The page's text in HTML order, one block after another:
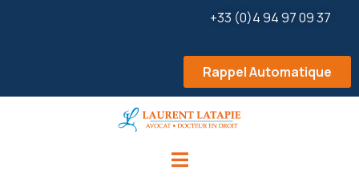
+33 (0)4 94 97 09 37
Rappel Automatique